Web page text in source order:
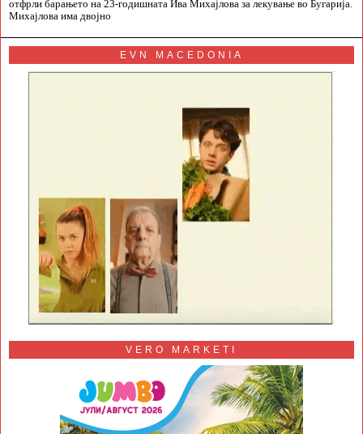
отфрли барањето на 23-годишната Ива Михајлова за лекување во Бугарија.
Михајлова има двојно
EVN MACEDONIA
VERO MARKETI